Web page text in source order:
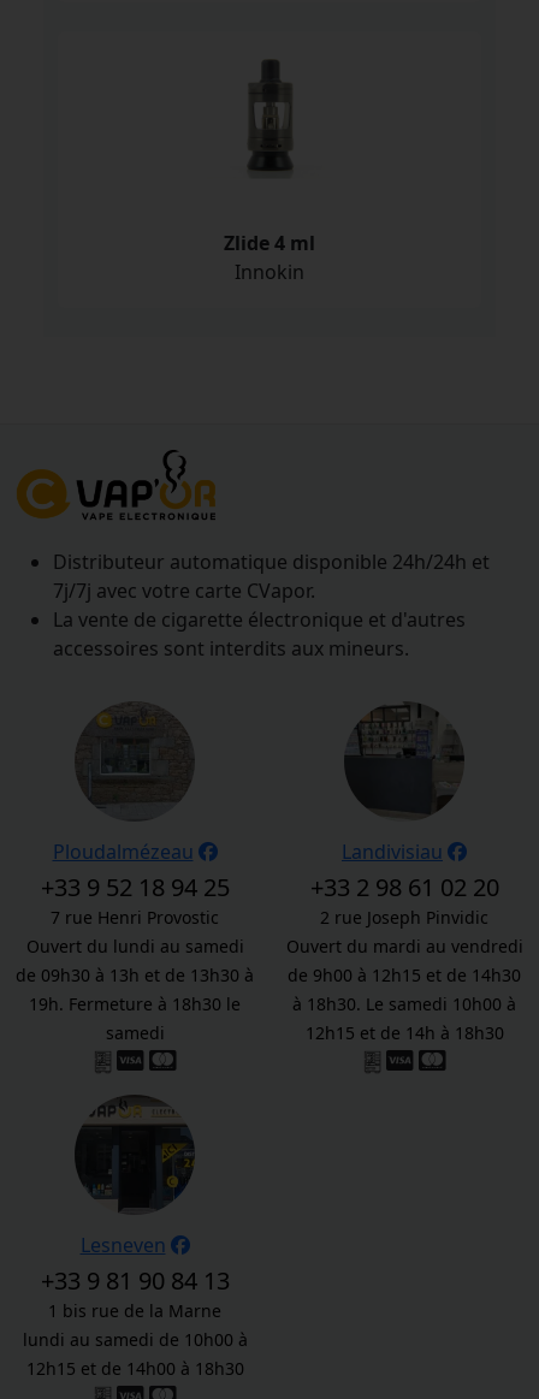
Zlide 4 ml
Innokin
Distributeur automatique disponible 24h/24h et
7j/7j avec votre carte CVapor.
La vente de cigarette électronique et d'autres
accessoires sont interdits aux mineurs.
Ploudalmézeau
+33 9 52 18 94 25
7 rue Henri Provostic
Ouvert du lundi au samedi
de 09h30 à 13h et de 13h30 à
19h. Fermeture à 18h30 le
samedi
Landivisiau
+33 2 98 61 02 20
2 rue Joseph Pinvidic
Ouvert du mardi au vendredi
de 9h00 à 12h15 et de 14h30
à 18h30. Le samedi 10h00 à
12h15 et de 14h à 18h30
Lesneven
+33 9 81 90 84 13
1 bis rue de la Marne
lundi au samedi de 10h00 à
12h15 et de 14h00 à 18h30